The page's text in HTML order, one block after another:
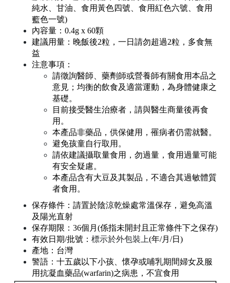
純水、甘油、食用黃色四號、食用紅色六號、食用
藍色一號)
內容量：0.4g x 60顆
建議用量：晚飯後2粒，一日請勿超過2粒，多食無
益
注意事項：
請徵詢醫師、藥劑師或營養師有關食用本品之
意見；均衡的飲食及適當運動，為身體健康之
基礎。
目前接受醫生治療者，請與醫生商量後再食
用。
本產品非藥品，供保健用，罹病者仍需就醫。
避免孩童自行取用。
請依建議攝取量食用，勿過量，食用過量可能
有安全疑慮。
本產品含有大豆及其製品，不適合其過敏體質
者食用。
保存條件：請置於陰涼乾燥處常溫保存，避免高溫
及陽光直射
保存期限：36個月(係指未開封且正常條件下之保存)
有效日期/批號： 標示於外包裝上(年/月/日)
產地：台灣
警語：十五歲以下小孩、懷孕或哺乳期間婦女及服
用抗凝血藥品(warfarin)之病患，不宜食用